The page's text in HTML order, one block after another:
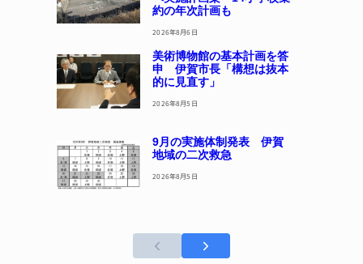
約の年次計画も
2026年8月6日
美術博物館の基本計画を答
申 伊賀市長「構想は抜本
的に見直す」
2026年8月5日
9月の実施体制発表 伊賀
地域の二次救急
2026年8月5日